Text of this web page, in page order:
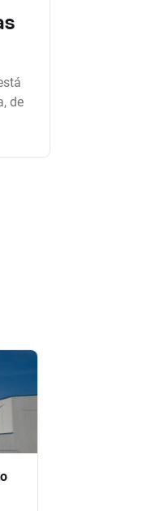
de